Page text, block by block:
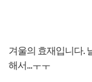
겨울의 효재입니다.
해서...ㅜㅜ